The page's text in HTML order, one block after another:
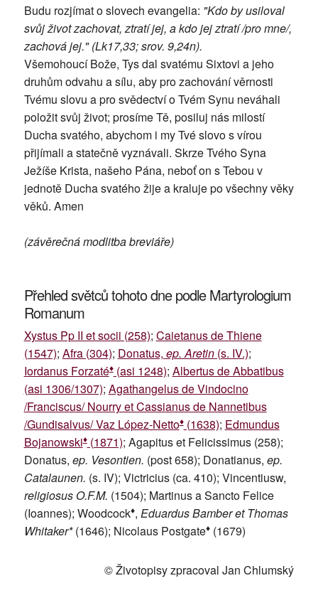
Budu rozjímat o slovech evangelia: "Kdo by usiloval
svůj život zachovat, ztratí jej, a kdo jej ztratí /pro mne/,
zachová jej." (Lk17,33; srov. 9,24n).
Všemohoucí Bože, Tys dal svatému Sixtovi a jeho
druhům odvahu a sílu, aby pro zachování věrnosti
Tvému slovu a pro svědectví o Tvém Synu neváhali
položit svůj život; prosíme Tě, posiluj nás milostí
Ducha svatého, abychom i my Tvé slovo s vírou
přijímali a statečně vyznávali. Skrze Tvého Syna
Ježíše Krista, našeho Pána, neboť on s Tebou v
jednotě Ducha svatého žije a kraluje po všechny věky
věků. Amen
(závěrečná modlitba breviáře)
Přehled světců tohoto dne podle Martyrologium
Romanum
Xystus Pp II et socii (258); Caietanus de Thiene
(1547); Afra (304); Donatus, ep. Aretin(s. IV.);
Iordanus Forzaté♦(asi 1248); Albertus de Abbatibus
(asi 1306/1307); Agathangelus de Vindocino
/Franciscus/ Nourry et Cassianus de Nannetibus
/Gundisalvus/ Vaz López-Netto♦(1638); Edmundus
Bojanowski♦(1871); Agapitus et Felicissimus (258);
Donatus, ep. Vesontien. (post 658); Donatianus, ep.
Catalaunen. (s. IV); Victricius (ca. 410); Vincentiusw,
religiosus O.F.M. (1504); Martinus a Sancto Felice
(Ioannes); Woodcock♦, Eduardus Bamber et Thomas
Whitaker*(1646); Nicolaus Postgate♦(1679)
© Životopisy zpracoval Jan Chlumský